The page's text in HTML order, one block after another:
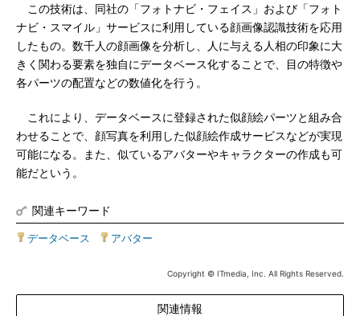
この技術は、同社の「フォトナビ・フェイス」および「フォト
ナビ・スマイル」サービスに利用している顔画像認識技術を応用
したもの。数千人の顔画像を分析し、人に与える人相の印象に大
きく関わる要素を独自にデータベース化することで、目の特徴や
各パーツの配置などの数値化を行う。
これにより、データベースに登録された似顔絵パーツと組み合
わせることで、顔写真を利用した似顔絵作成サービスなどが実現
可能になる。また、似ているアバターやキャラクターの作成も可
能だという。
関連キーワード
データベース アバター
Copyright © ITmedia, Inc. All Rights Reserved.
関連情報